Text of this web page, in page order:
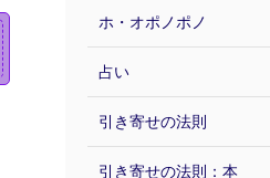
ホ・オポノポノ
占い
引き寄せの法則
引き寄せの法則：本